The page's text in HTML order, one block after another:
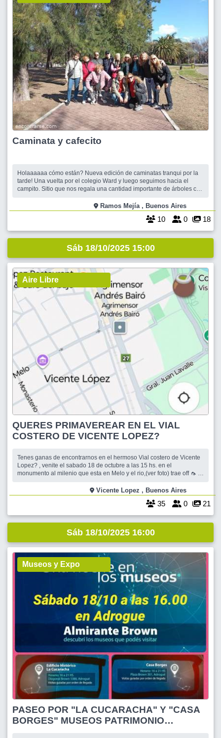
Caminata y cafecito
Holaaaaaa cómo están? Nueva edición de caminatas tranqui por la
tarde! Una vuelta por el colegio Ward y luego seguimos hacia el
campito. Sitio que nos regala una cantidad importante de árboles con
máximo este contacto con la naturaleza. Quizá para los que tengan
ganas pod
Ramos Mejía , Buenos Aires
10 0 18
Sáb 18/10/2025 15:00
Aire Libre
QUERES PRIMAVEREAR EN EL VIAL
COSTERO DE VICENTE LOPEZ?
Tenes ganas de encontrarnos en el hermoso Vial costero de Vicente
Lopez? , venite el sabado 18 de octubre a las 15 hs. en el
monumento al milenio que esta en Melo y el rio,(ver foto) trae off 🦟 tu
algo rrrricooooooo 🥐🥐 para compartir dale? te esperamos!! Esta
Vicente Lopez , Buenos Aires
35 0 21
Sáb 18/10/2025 16:00
Museos y Expo
PASEO POR "LA CUCARACHA" Y "CASA
BORGES" MUSEOS PATRIMONIO